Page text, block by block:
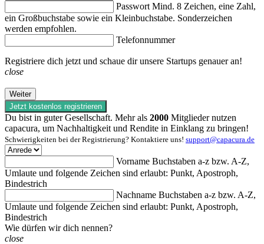
Passwort Mind. 8 Zeichen, eine Zahl,
ein Großbuchstabe sowie ein Kleinbuchstabe. Sonderzeichen
werden empfohlen.
Telefonnummer
Registriere dich jetzt und schaue dir unsere Startups genauer an!
close
Weiter
Jetzt kostenlos registrieren
Du bist in guter Gesellschaft. Mehr als 2000 Mitglieder nutzen
capacura, um Nachhaltigkeit und Rendite in Einklang zu bringen!
Schwierigkeiten bei der Registrierung? Kontaktiere uns! support@capacura.de
Vorname Buchstaben a-z bzw. A-Z,
Umlaute und folgende Zeichen sind erlaubt: Punkt, Apostroph,
Bindestrich
Nachname Buchstaben a-z bzw. A-Z,
Umlaute und folgende Zeichen sind erlaubt: Punkt, Apostroph,
Bindestrich
Wie dürfen wir dich nennen?
close